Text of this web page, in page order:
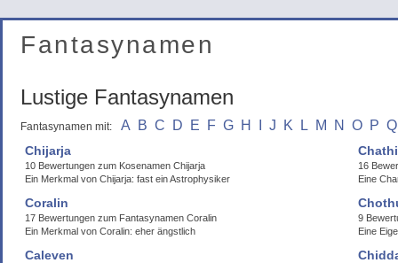
Fantasynamen
Lustige Fantasynamen
Fantasynamen mit: A B C D E F G H J K L M N O P Q
Chijarja
10 Bewertungen zum Kosenamen Chijarja
Ein Merkmal von Chijarja: fast ein Astrophysiker
16
Eine
Coralin
17 Bewertungen zum Fantasynamen Coralin
Ein Merkmal von Coralin: eher ängstlich
9
Eine
Caleven